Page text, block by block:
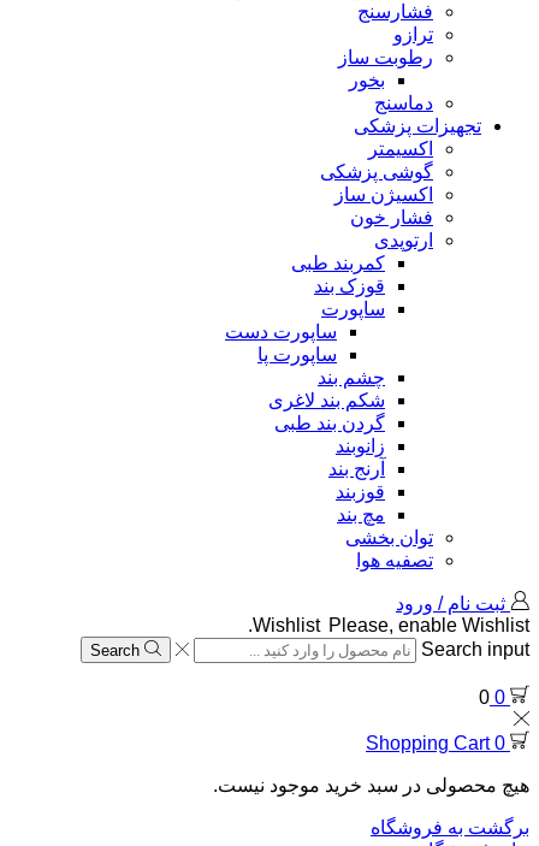
فشارسنج
ترازو
رطوبت ساز
بخور
دماسنج
تجهیزات پزشکی
اکسیمتر
گوشی پزشکی
اکسیژن ساز
فشار خون
ارتوپدی
کمربند طبی
قوزک بند
ساپورت
ساپورت دست
ساپورت پا
چشم بند
شکم بند لاغری
گردن بند طبی
زانوبند
آرنج بند
قوزبند
مچ بند
توان بخشی
تصفیه هوا
ثبت نام / ورود
Wishlist Please, enable Wishlist.
Search input
Search
0
0
0
Shopping Cart
هیچ محصولی در سبد خرید موجود نیست.
برگشت به فروشگاه